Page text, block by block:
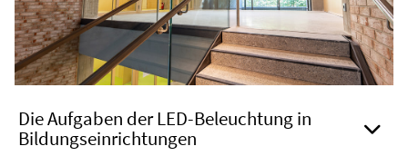
Die Aufgaben der LED-Beleuchtung in
Bildungseinrichtungen